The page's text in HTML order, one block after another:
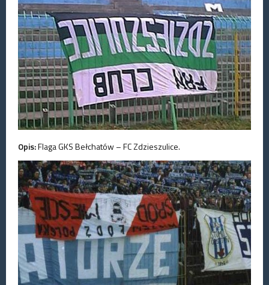
Opis:Flaga GKS Bełchatów – FC Zdzieszulice.